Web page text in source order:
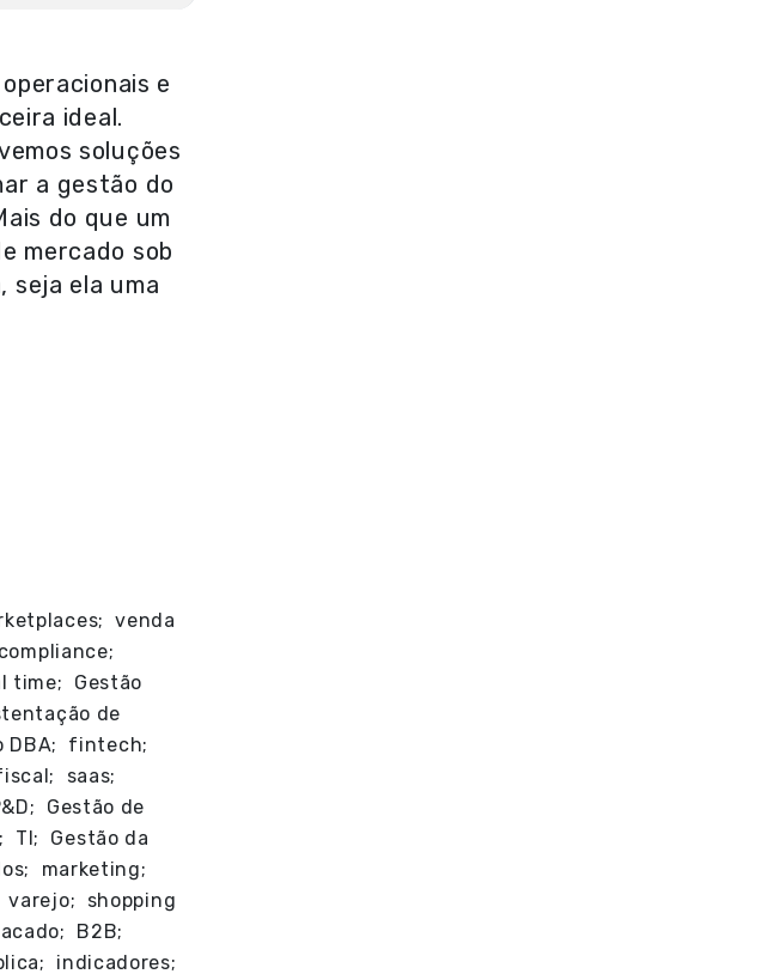
e
ideal.
soluções
a gestão do
do que um
mercado sob
seja ela uma
venda
time; Gestão
de
DBA; fintech;
saas;
Gestão de
TI; Gestão da
marketing;
shopping
B2B;
indicadores;